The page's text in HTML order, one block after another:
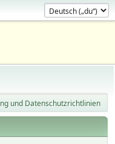
und Datenschutzrichtlinien